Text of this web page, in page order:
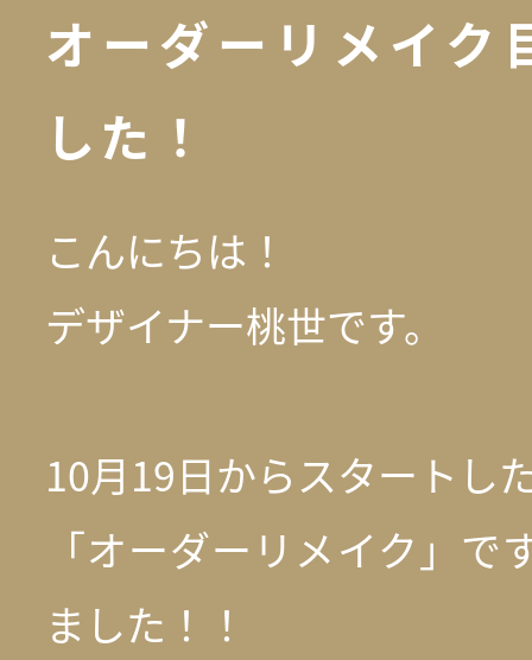
オーダーリメイク
した！
こんにちは！
デザイナー桃世です。
10月19日からスタートし
「オーダーリメイク」
ました！！